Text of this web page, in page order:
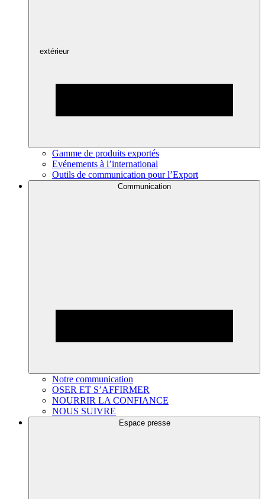
extérieur
Gamme de produits exportés
Evénements à l’international
Outils de communication pour l’Export
Communication
Notre communication
OSER ET S’AFFIRMER
NOURRIR LA CONFIANCE
NOUS SUIVRE
Espace presse